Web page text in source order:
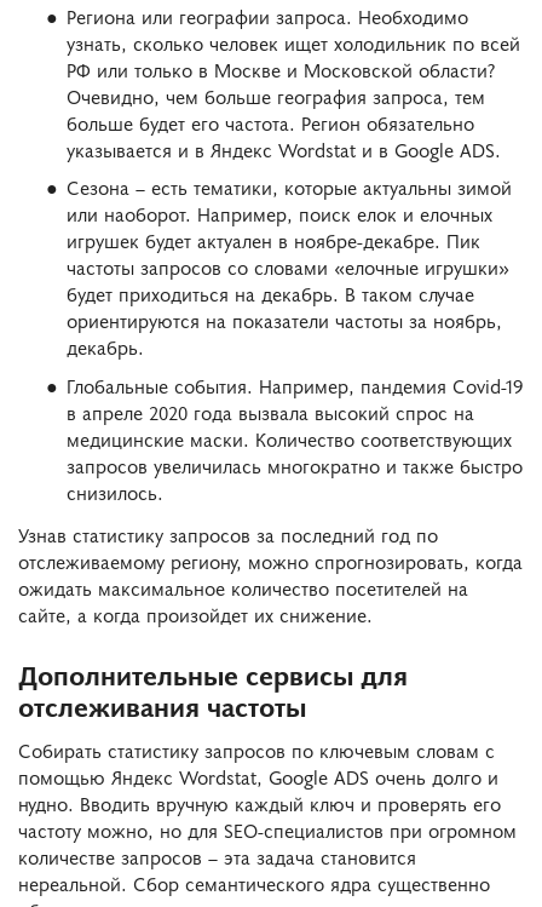
Региона или географии запроса. Необходимо
узнать, сколько человек ищет холодильник по всей
РФ или только в Москве и Московской области?
Очевидно, чем больше география запроса, тем
больше будет его частота. Регион обязательно
указывается и в Яндекс Wordstat и в Google ADS.
Сезона – есть тематики, которые актуальны зимой
или наоборот. Например, поиск елок и елочных
игрушек будет актуален в ноябре-декабре. Пик
частоты запросов со словами «елочные игрушки»
будет приходиться на декабрь. В таком случае
ориентируются на показатели частоты за ноябрь,
декабрь.
Глобальные события. Например, пандемия Covid-19
в апреле 2020 года вызвала высокий спрос на
медицинские маски. Количество соответствующих
запросов увеличилась многократно и также быстро
снизилось.
Узнав статистику запросов за последний год по
отслеживаемому региону, можно спрогнозировать, когда
ожидать максимальное количество посетителей на
сайте, а когда произойдет их снижение.
Дополнительные сервисы для
отслеживания частоты
Собирать статистику запросов по ключевым словам с
помощью Яндекс Wordstat, Google ADS очень долго и
нудно. Вводить вручную каждый ключ и проверять его
частоту можно, но для SEO-специалистов при огромном
количестве запросов – эта задача становится
нереальной. Сбор семантического ядра существенно